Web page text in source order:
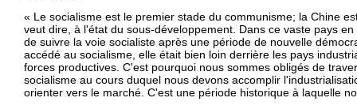
« Le socialisme est le premier stade du communisme; la Chine
veut dire, à l'état du sous-développement. Dans ce vaste pays
de suivre la voie socialiste après une période de nouvelle
accédé au socialisme, elle était bien loin derrière les pays
forces productives. C'est pourquoi nous sommes obligés de
socialisme au cours duquel nous devons accomplir
orienter vers le marché. C'est une période historique à laquelle